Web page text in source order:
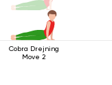
Cobra Drejning
Move 2